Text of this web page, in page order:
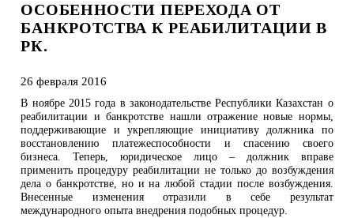
ОСОБЕННОСТИ ПЕРЕХОДА ОТ
БАНКРОТСТВА К РЕАБИЛИТАЦИИ В
РК.
26 февраля 2016
В ноябре 2015 года в законодательстве Республики Казахстан о
реабилитации и банкротстве нашли отражение новые нормы,
поддерживающие и укрепляющие инициативу должника по
восстановлению платежеспособности и спасению своего
бизнеса. Теперь, юридическое лицо – должник вправе
применить процедуру реабилитации не только до возбуждения
дела о банкротстве, но и на любой стадии после возбуждения.
Внесенные изменения отразили в себе результат
международного опыта внедрения подобных процедур.